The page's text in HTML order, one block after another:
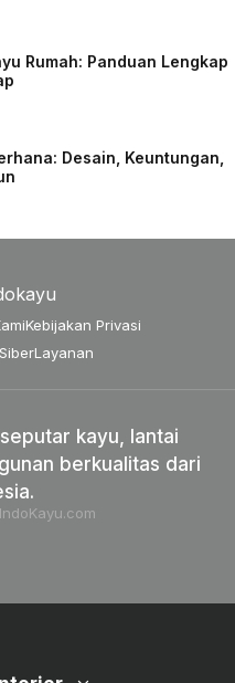
Rumah: Panduan Lengkap
Desain, Keuntungan,
Kebijakan Privasi
Layanan
kayu, lantai
berkualitas dari
IndoKayu.com